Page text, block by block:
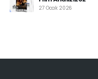
27 Ocak 2026